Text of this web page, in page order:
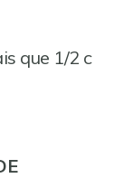
que 1/2 c